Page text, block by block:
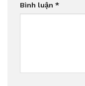
Bình luận *